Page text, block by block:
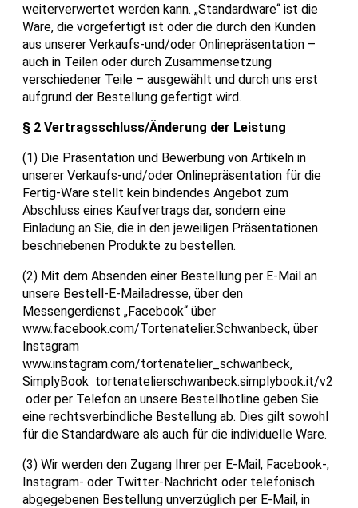
weiterverwertet werden kann. „Standardware“ ist die
Ware, die vorgefertigt ist oder die durch den Kunden
aus unserer Verkaufs-und/oder Onlinepräsentation –
auch in Teilen oder durch Zusammensetzung
verschiedener Teile – ausgewählt und durch uns erst
aufgrund der Bestellung gefertigt wird.
§ 2 Vertragsschluss/Änderung der Leistung
(1) Die Präsentation und Bewerbung von Artikeln in
unserer Verkaufs-und/oder Onlinepräsentation für die
Fertig-Ware stellt kein bindendes Angebot zum
Abschluss eines Kaufvertrags dar, sondern eine
Einladung an Sie, die in den jeweiligen Präsentationen
beschriebenen Produkte zu bestellen.
(2) Mit dem Absenden einer Bestellung per E-Mail an
unsere Bestell-E-Mailadresse, über den
Messengerdienst „Facebook“ über
www.facebook.com/Tortenatelier.Schwanbeck, über
Instagram
www.instagram.com/tortenatelier_schwanbeck,
SimplyBook tortenatelierschwanbeck.simplybook.it/v2
oder per Telefon an unsere Bestellhotline geben Sie
eine rechtsverbindliche Bestellung ab. Dies gilt sowohl
für die Standardware als auch für die individuelle Ware.
(3) Wir werden den Zugang Ihrer per E-Mail, Facebook-,
Instagram- oder Twitter-Nachricht oder telefonisch
abgegebenen Bestellung unverzüglich per E-Mail, in